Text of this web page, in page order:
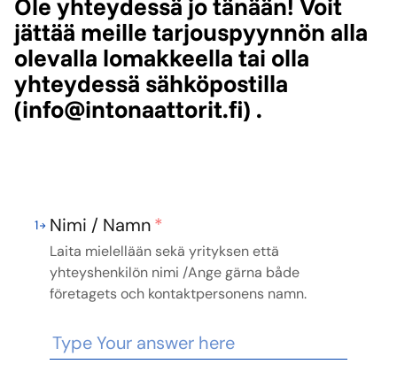
jättää meille tarjouspyynnön alla
olevalla lomakkeella tai olla
yhteydessä sähköpostilla
(info@intonaattorit.fi) .
1 Nimi / Namn*
Laita mielellään sekä yrityksen että
yhteyshenkilön nimi /Ange gärna både
företagets och kontaktpersonens namn.